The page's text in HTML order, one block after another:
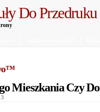
Do Przedruku
Mieszkania Czy